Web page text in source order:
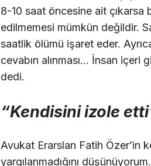
8-10 saat öncesine ait
edilmemesi mümkün değildir.
saatlik ölümü işaret eder.
cevabın alınması… İnsan
dedi.
“Kendisini izole
Avukat Erarslan Fatih Özer’in
yargılanmadığını